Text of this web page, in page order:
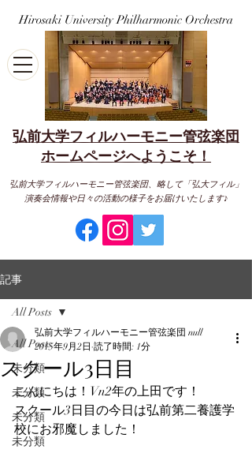
弘前大学フィルハーモニー管弦楽団
​ホームページへようこそ！
Hirosaki University Philharmonic Orchestra
弘前大学フィルハーモニー管弦楽団、略して「弘大フィル」
演奏会情報や日々の活動の様子をお届けいたします♪
記事
All Posts
未分類
未分類
未分類
未分類
All Posts
スクール3日目
弘前大学フィルハーモニー管弦楽団 null
2015年9月2日 読了時間: 1分
こんにちは！Vn2年の上田です！
スクール3日目の今日は弘前第二養護学
校にお邪魔しました！